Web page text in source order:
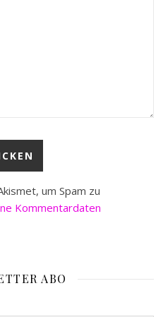
um Spam zu
Kommentardaten
ABO